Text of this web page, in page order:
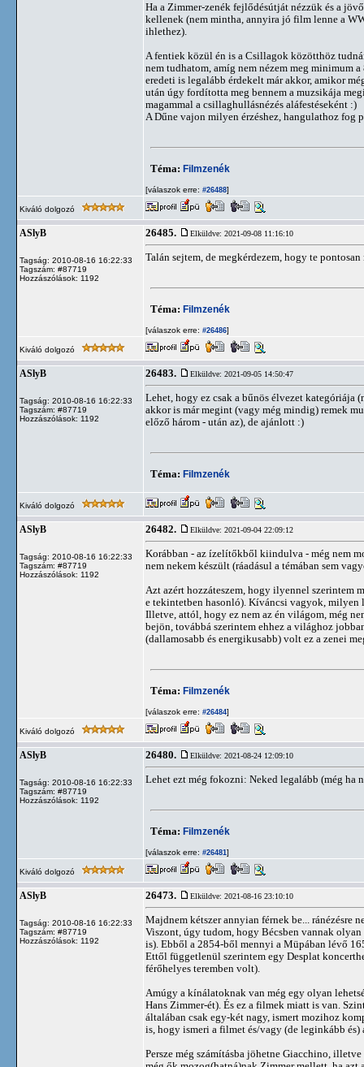
Ha a Zimmer-zenék fejlődésútját nézzük és a
kellenek (nem mintha, annyira jó film lenne a
ihlethez).
A fentiek közül én is a Csillagok közötthöz
nem tudhatom, amíg nem nézem meg minimum
eredeti is legalább érdekelt már akkor, amikor
után úgy fordította meg bennem a muzsikája
magammal a csillaghullásnézés aláfestéseként :)
A Dűne vajon milyen érzéshez, hangulathoz
Téma: Filmzenék
[válaszok erre: #26488]
Kiváló dolgozó
ASlyB
Tagság: 2010-08-16 16:22:33
Tagszám: #87719
Hozzászólások: 1192
26485. Elküldve: 2021-09-08 11:16:10
Talán sejtem, de megkérdezem, hogy te
Téma: Filmzenék
[válaszok erre: #26486]
Kiváló dolgozó
ASlyB
Tagság: 2010-08-16 16:22:33
Tagszám: #87719
Hozzászólások: 1192
26483. Elküldve: 2021-09-05 14:50:47
Lehet, hogy ez csak a bűnös élvezet kategóriája
akkor is már megint (vagy még mindig) remek
előző három - után az), de ajánlott :)
Téma: Filmzenék
Kiváló dolgozó
ASlyB
Tagság: 2010-08-16 16:22:33
Tagszám: #87719
Hozzászólások: 1192
26482. Elküldve: 2021-09-04 22:09:12
Korábban - az ízelítőkből kiindulva - még nem
nem nekem készült (ráadásul a témában sem
Azt azért hozzáteszem, hogy ilyennel szerintem
e tekintetben hasonló). Kíváncsi vagyok, milyen
Illetve, attól, hogy ez nem az én világom, még
bejön, továbbá szerintem ehhez a világhoz
(dallamosabb és energikusabb) volt ez a zenei
Téma: Filmzenék
[válaszok erre: #26484]
Kiváló dolgozó
ASlyB
Tagság: 2010-08-16 16:22:33
Tagszám: #87719
Hozzászólások: 1192
26480. Elküldve: 2021-08-24 12:09:10
Lehet ezt még fokozni: Neked legalább (még ha
Téma: Filmzenék
[válaszok erre: #26481]
Kiváló dolgozó
ASlyB
Tagság: 2010-08-16 16:22:33
Tagszám: #87719
Hozzászólások: 1192
26473. Elküldve: 2021-08-16 23:10:10
Majdnem kétszer annyian férnek be... ránézésre
Viszont, úgy tudom, hogy Bécsben vannak
is). Ebből a 2854-ből mennyi a Müpában lévő
Ettől függetlenül szerintem egy Desplat
férőhelyes teremben volt).
Amúgy a kínálatoknak van még egy olyan
Hans Zimmer-ét). És ez a filmek miatt is van.
általában csak egy-két nagy, ismert mozihoz
is, hogy ismeri a filmet és/vagy (de leginkább és)
Persze még számításba jöhetne Giacchino,